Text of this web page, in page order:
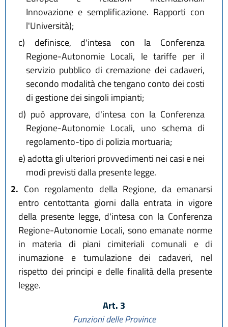
Innovazione e semplificazione. Rapporti con
l'Università);
c) definisce, d'intesa con la Conferenza
Regione-Autonomie Locali, le tariffe per il
servizio pubblico di cremazione dei cadaveri,
secondo modalità che tengano conto dei costi
di gestione dei singoli impianti;
d) può approvare, d'intesa con la Conferenza
Regione-Autonomie Locali, uno schema di
regolamento-tipo di polizia mortuaria;
e)adotta gli ulteriori provvedimenti nei casi e nei
modi previsti dalla presente legge.
2. Con regolamento della Regione, da emanarsi
entro centottanta giorni dalla entrata in vigore
della presente legge, d'intesa con la Conferenza
Regione-Autonomie Locali, sono emanate norme
in materia di piani cimiteriali comunali e di
inumazione e tumulazione dei cadaveri, nel
rispetto dei principi e delle finalità della presente
legge.
Art. 3
Funzioni delle Province